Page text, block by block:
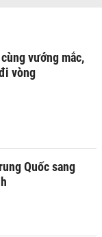
vướng mắc,
vòng
Quốc sang